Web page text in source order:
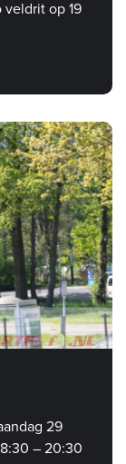
op 19
29
– 20:30